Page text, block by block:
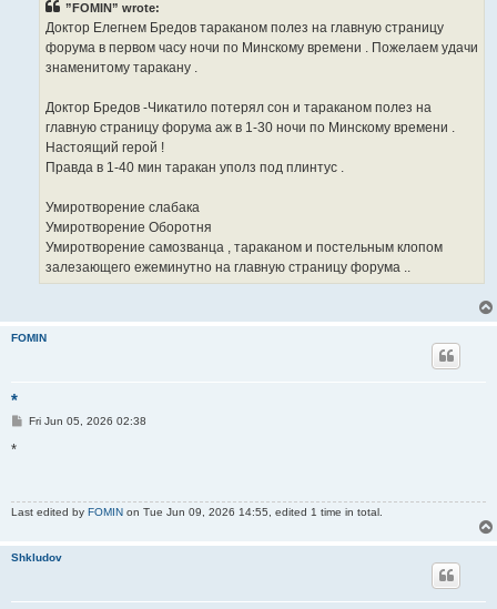
”FOMIN” wrote:
Доктор Елегнем Бредов тараканом полез на главную страницу
форума в первом часу ночи по Минскому времени . Пожелаем удачи
знаменитому таракану .
Доктор Бредов -Чикатило потерял сон и тараканом полез на
главную страницу форума аж в 1-30 ночи по Минскому времени .
Настоящий герой !
Правда в 1-40 мин таракан уполз под плинтус .
Умиротворение слабака
Умиротворение Оборотня
Умиротворение самозванца , тараканом и постельным клопом
залезающего ежеминутно на главную страницу форума ..
FOMIN
*
PFri Jun 05, 2026 02:38
*
Last edited by FOMIN on Tue Jun 09, 2026 14:55, edited 1 time in total.
Shkludov